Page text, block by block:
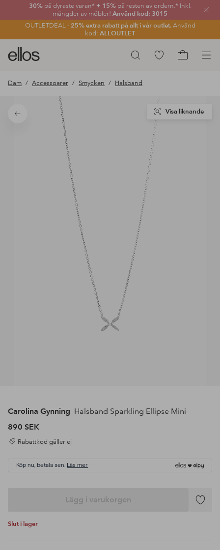
30% på dyraste varan* + 15% på resten av ordern.* Inkl.
mängder av möbler! Använd kod: 3015
OUTLETDEAL - 25% extra rabatt på allt i vår outlet.Använd
kod: ALLOUTLET
Sök
Ellos
logotyp
gå
förstasidan
Gå
Dam Accessoarer Smycken Halsband
Tillbaka
Visa liknande
Carolina Gynning Halsband Sparkling Ellipse Mini
890 SEK
Rabattkod gäller ej
Köp nu, betala sen. Läs mer
Lägg i varukorgen
Lägg
Slut i lager